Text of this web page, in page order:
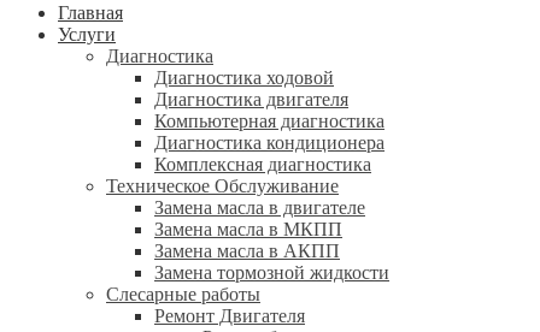
Главная
Услуги
Диагностика
Диагностика ходовой
Диагностика двигателя
Компьютерная диагностика
Диагностика кондиционера
Комплексная диагностика
Техническое Обслуживание
Замена масла в двигателе
Замена масла в МКПП
Замена масла в АКПП
Замена тормозной жидкости
Слесарные работы
Ремонт Двигателя